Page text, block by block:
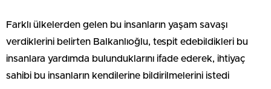
Farklı ülkelerden gelen bu insanların yaşam savaşı
verdiklerini belirten Balkanlıoğlu, tespit edebildikleri bu
insanlara yardımda bulunduklarını ifade ederek, ihtiyaç
sahibi bu insanların kendilerine bildirilmelerini istedi